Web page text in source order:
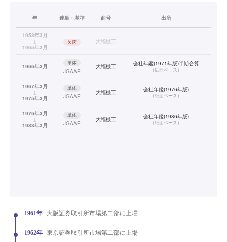
年 連単・基準 商号 出所
1958年3月
↓
1965年3月
欠落 大福機工 —
1966年3月
単体
JGAAP
大福機工 会社年鑑(1971年版)半期合算
（紙面ベース）
1967年3月
↓
1975年3月
単体
JGAAP
大福機工 会社年鑑(1976年版)
（紙面ベース）
1976年3月
↓
1983年3月
単体
JGAAP
大福機工 会社年鑑(1986年版)
（紙面ベース）
1961年 大阪証券取引所市場第二部に上場
1962年 東京証券取引所市場第二部に上場